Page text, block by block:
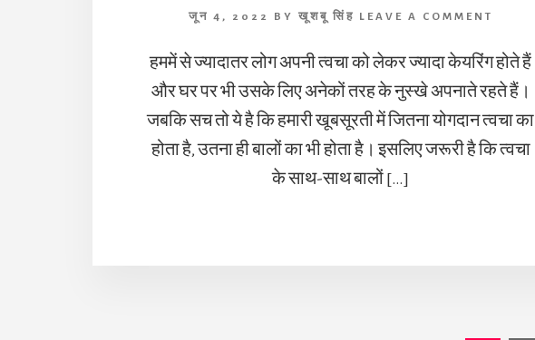
जून 4, 2022 BY खूशबू सिंह LEAVE A COMMENT
हममें से ज्यादातर लोग अपनी त्वचा को लेकर ज्यादा केयरिंग होते हैं
और घर पर भी उसके लिए अनेकों तरह के नुस्खे अपनाते रहते हैं।
जबकि सच तो ये है कि हमारी खूबसूरती में जितना योगदान त्वचा का
होता है, उतना ही बालों का भी होता है। इसलिए जरूरी है कि त्वचा
के साथ-साथ बालों […]